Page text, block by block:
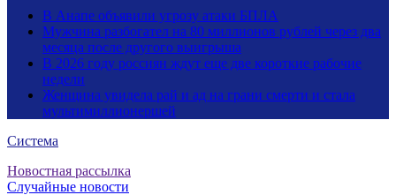
В Анапе объявили угрозу атаки БПЛА
Мужчина разбогател на 80 миллионов рублей через два
месяца после другого выигрыша
В 2026 году россиян ждут еще две короткие рабочие
недели
Женщина увидела рай и ад на грани смерти и стала
мультимиллионершей
Система
Новостная рассылка
Случайные новости